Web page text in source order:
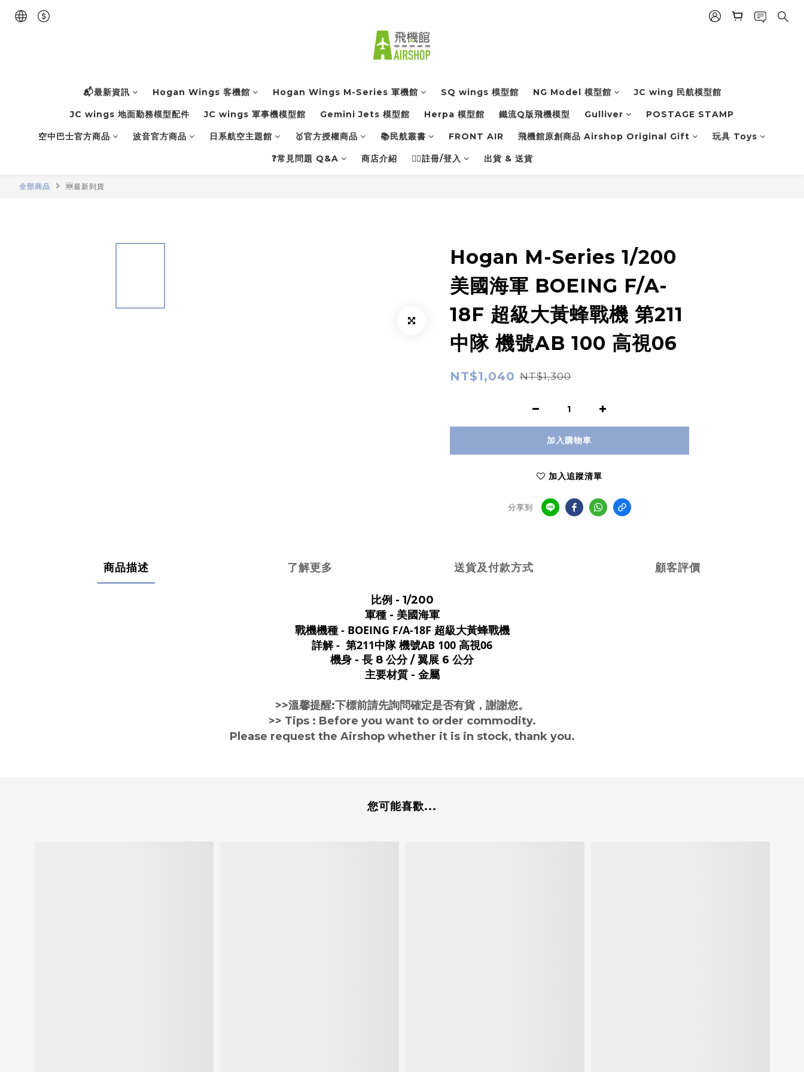
📬最新資訊 Hogan Wings 客機館 Hogan Wings M-Series 軍機館 SQ wings 模型館 NG Model 模型館 JC wing 民航模型館
JC wings 地面勤務模型配件 JC wings 軍事機模型館 Gemini Jets 模型館 Herpa 模型館 鐵流Q版飛機模型 Gulliver POSTAGE STAMP
空中巴士官方商品 波音官方商品 日系航空主題館 🥇官方授權商品 📚民航叢書 FRONT AIR 飛機館原創商品 Airshop Original Gift 玩具 Toys
❓常見問題 Q&A 商店介紹 👨‍✈️註冊/登入 出貨 & 送貨
全部商品 🆕最新到貨
Hogan M-Series 1/200
美國海軍 BOEING F/A-
18F 超級大黃蜂戰機 第211
中隊 機號AB 100 高視06
NT$1,040 NT$1,300
加入購物車
加入追蹤清單
分享到
商品描述 了解更多 送貨及付款方式 顧客評價
比例 - 1/200
軍種 - 美國海軍
戰機機種 - BOEING F/A-18F 超級大黃蜂戰機
詳解 - 第211中隊 機號AB 100 高視06
機身 - 長 8 公分 / 翼展 6 公分
主要材質 - 金屬
>>溫馨提醒:下標前請先詢問確定是否有貨，謝謝您。
>> Tips : Before you want to order commodity.
P lease request the Airshop whether it is in stock, thank you.
您可能喜歡...